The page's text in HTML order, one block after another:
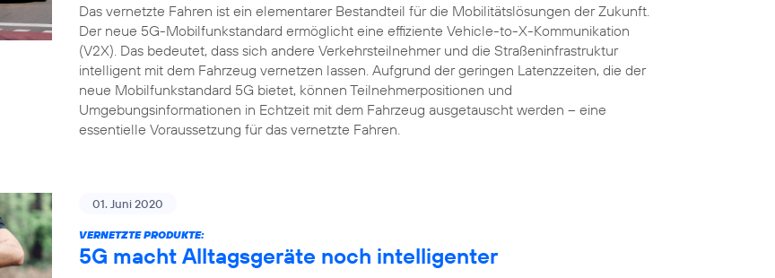
Das vernetzte Fahren ist ein elementarer Bestandteil für die Mobilitätslösungen der Zukunft.
Der neue 5G-Mobilfunkstandard ermöglicht eine effiziente Vehicle-to-X-Kommunikation
(V2X). Das bedeutet, dass sich andere Verkehrsteilnehmer und die Straßeninfrastruktur
intelligent mit dem Fahrzeug vernetzen lassen. Aufgrund der geringen Latenzzeiten, die der
neue Mobilfunkstandard 5G bietet, können Teilnehmerpositionen und
Umgebungsinformationen in Echtzeit mit dem Fahrzeug ausgetauscht werden – eine
essentielle Voraussetzung für das vernetzte Fahren.
01. Juni 2020
VERNETZTE PRODUKTE:
5G macht Alltagsgeräte noch intelligenter